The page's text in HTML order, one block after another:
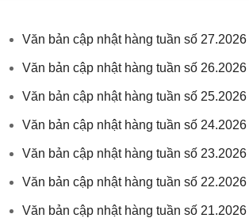
Văn bản cập nhật hàng tuần số 27.2026
Văn bản cập nhật hàng tuần số 26.2026
Văn bản cập nhật hàng tuần số 25.2026
Văn bản cập nhật hàng tuần số 24.2026
Văn bản cập nhật hàng tuần số 23.2026
Văn bản cập nhật hàng tuần số 22.2026
Văn bản cập nhật hàng tuần số 21.2026